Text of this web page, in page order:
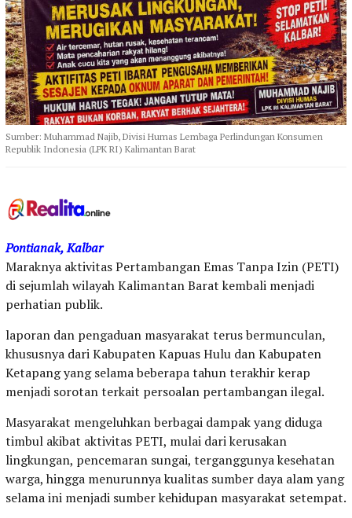
Sumber: Muhammad Najib, Divisi Humas Lembaga Perlindungan Konsumen
Republik Indonesia (LPK RI) Kalimantan Barat
Pontianak, Kalbar
Maraknya aktivitas Pertambangan Emas Tanpa Izin (PETI)
di sejumlah wilayah Kalimantan Barat kembali menjadi
perhatian publik.
laporan dan pengaduan masyarakat terus bermunculan,
khususnya dari Kabupaten Kapuas Hulu dan Kabupaten
Ketapang yang selama beberapa tahun terakhir kerap
menjadi sorotan terkait persoalan pertambangan ilegal.
Masyarakat mengeluhkan berbagai dampak yang diduga
timbul akibat aktivitas PETI, mulai dari kerusakan
lingkungan, pencemaran sungai, terganggunya kesehatan
warga, hingga menurunnya kualitas sumber daya alam yang
selama ini menjadi sumber kehidupan masyarakat setempat.